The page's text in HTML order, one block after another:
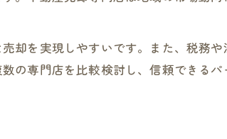
却を実現しやすいです。また、税務
専門店を比較検討し、信頼できるパ